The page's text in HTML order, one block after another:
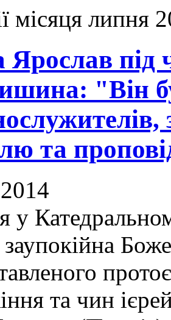
місяця липня
Ярослав під
"Він
та
у
заупокійна
та чин